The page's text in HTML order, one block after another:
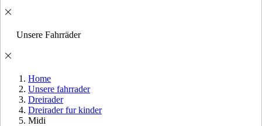
Unsere Fahrräder
Home
Unsere fahrrader
Dreirader
Dreirader fur kinder
Midi